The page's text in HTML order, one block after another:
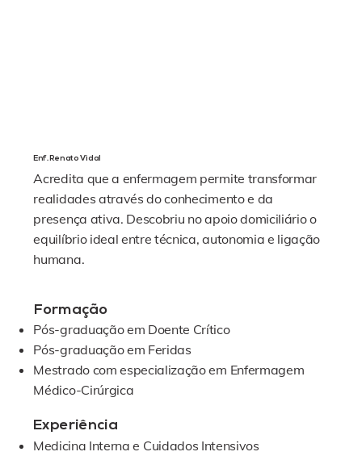
Enf. Renato Vidal
Acredita que a enfermagem permite transformar
realidades através do conhecimento e da
presença ativa. Descobriu no apoio domiciliário o
equilíbrio ideal entre técnica, autonomia e ligação
humana.
Formação
Pós-graduação em Doente Crítico
Pós-graduação em Feridas
Mestrado com especialização em Enfermagem
Médico-Cirúrgica
Experiência
Medicina Interna e Cuidados Intensivos